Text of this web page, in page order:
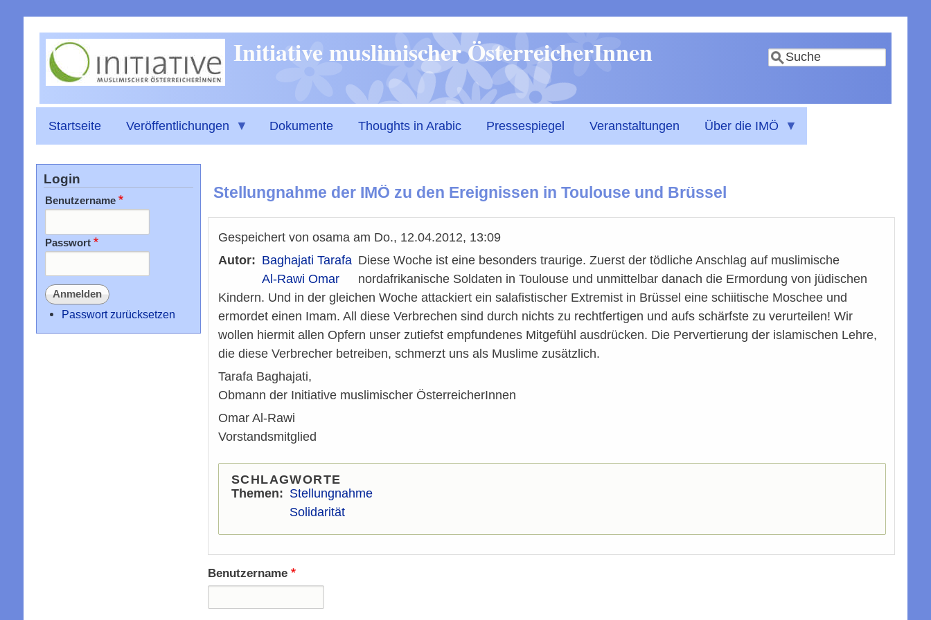
zum
Inhalt
Suche
Initiative muslimischer ÖsterreicherInnen
Startseite Veröffentlichungen Dokumente Thoughts in Arabic Pressespiegel Veranstaltungen Über die IMÖ
Stellungnahme der IMÖ zu den Ereignissen in Toulouse und Brüssel
Gespeichert von osama am Do., 12.04.2012, 13:09
Autor
Baghajati Tarafa
Al-Rawi Omar
Diese Woche ist eine besonders traurige. Zuerst der tödliche Anschlag auf muslimische
nordafrikanische Soldaten in Toulouse und unmittelbar danach die Ermordung von jüdischen
Kindern. Und in der gleichen Woche attackiert ein salafistischer Extremist in Brüssel eine schiitische Moschee und
ermordet einen Imam. All diese Verbrechen sind durch nichts zu rechtfertigen und aufs schärfste zu verurteilen! Wir
wollen hiermit allen Opfern unser zutiefst empfundenes Mitgefühl ausdrücken. Die Pervertierung der islamischen Lehre,
die diese Verbrecher betreiben, schmerzt uns als Muslime zusätzlich.
Tarafa Baghajati,
Obmann der Initiative muslimischer ÖsterreicherInnen
Omar Al-Rawi
Vorstandsmitglied
SCHLAGWORTE
Themen
Stellungnahme
Solidarität
Benutzername
Login
Benutzername
Passwort
Passwort zurücksetzen